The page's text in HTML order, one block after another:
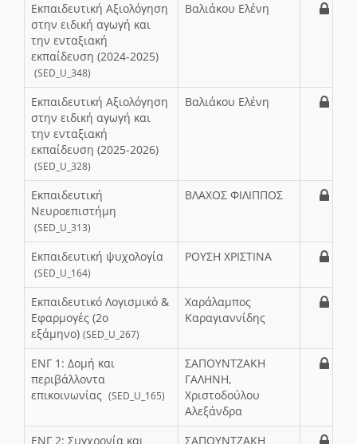
Εκπαιδευτική Αξιολόγηση
στην ειδική αγωγή και
την ενταξιακή
εκπαίδευση (2024-2025)
(SED_U_348)
Βαλιάκου Ελένη
Εκπαιδευτική Αξιολόγηση
στην ειδική αγωγή και
την ενταξιακή
εκπαίδευση (2025-2026)
(SED_U_328)
Βαλιάκου Ελένη
Εκπαιδευτική
Νευροεπιστήμη
(SED_U_313)
ΒΛΑΧΟΣ ΦΙΛΙΠΠΟΣ
Εκπαιδευτική ψυχολογία
(SED_U_164)
ΡΟΥΣΗ ΧΡΙΣΤΙΝΑ
Εκπαιδευτικό Λογισμικό &
Εφαρμογές (2ο
εξάμηνο) (SED_U_267)
Χαράλαμπος
Καραγιαννίδης
ΕΝΓ 1: Δομή και
περιβάλλοντα
επικοινωνίας (SED_U_165)
ΣΑΠΟΥΝΤΖΑΚΗ
ΓΑΛΗΝΗ,
Χριστοδούλου
Αλεξάνδρα
ΕΝΓ 2: Συγχρονία και
ΣΑΠΟΥΝΤΖΑΚΗ